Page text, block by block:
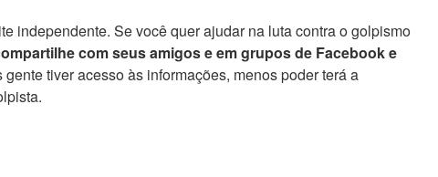
independente. Se você quer ajudar na luta contra o golpismo
com seus amigos e em grupos de Facebook e
gente tiver acesso às informações, menos poder terá a